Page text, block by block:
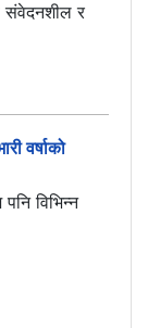
संवेदनशील र
वर्षाको
विभिन्न